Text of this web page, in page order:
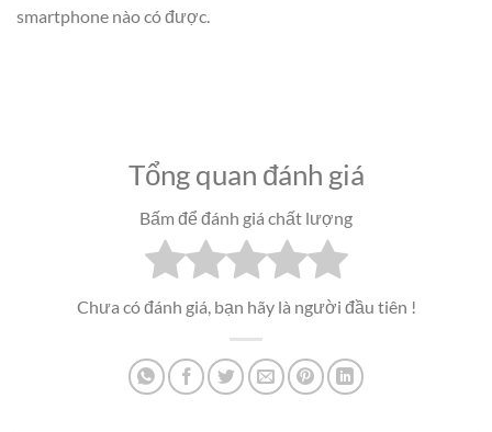
smartphone nào có được.
Tổng quan đánh giá
Bấm để đánh giá chất lượng
Chưa có đánh giá, bạn hãy là người đầu tiên !